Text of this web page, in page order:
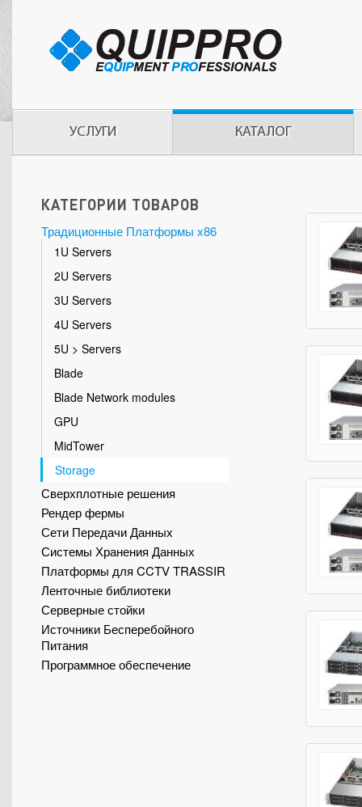
УСЛУГИ КАТАЛОГ
КАТЕГОРИИ ТОВАРОВ
Традиционные Платформы x86
1U Servers
2U Servers
3U Servers
4U Servers
5U > Servers
Blade
Blade Network modules
GPU
MidTower
Storage
Сверхплотные решения
Рендер фермы
Сети Передачи Данных
Системы Хранения Данных
Платформы для CCTV TRASSIR
Ленточные библиотеки
Серверные стойки
Источники Бесперебойного
Питания
Программное обеспечение